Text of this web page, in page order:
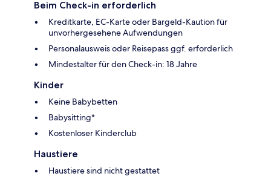
Beim Check-in erforderlich
Kreditkarte, EC-Karte oder Bargeld-Kaution für
unvorhergesehene Aufwendungen
Personalausweis oder Reisepass ggf. erforderlich
Mindestalter für den Check-in: 18 Jahre
Kinder
Keine Babybetten
Babysitting*
Kostenloser Kinderclub
Haustiere
Haustiere sind nicht gestattet